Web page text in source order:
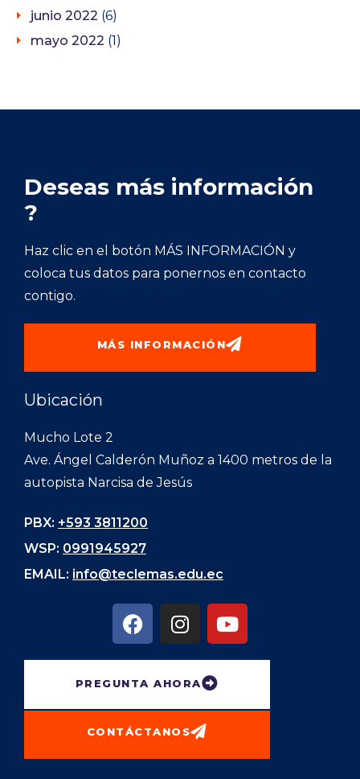
junio 2022 (6)
mayo 2022 (1)
Deseas más información
?
Haz clic en el botón MÁS INFORMACIÓN y
coloca tus datos para ponernos en contacto
contigo.
MÁS INFORMACIÓN
Ubicación
Mucho Lote 2
Ave. Ángel Calderón Muñoz a 1400 metros de la
autopista Narcisa de Jesús
PBX: +593 3811200
WSP: 0991945927
EMAIL: info@teclemas.edu.ec
PREGUNTA AHORA
CONTÁCTANOS